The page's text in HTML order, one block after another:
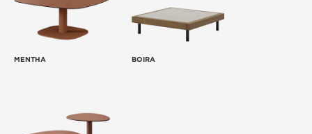
MENTHA BOIRA